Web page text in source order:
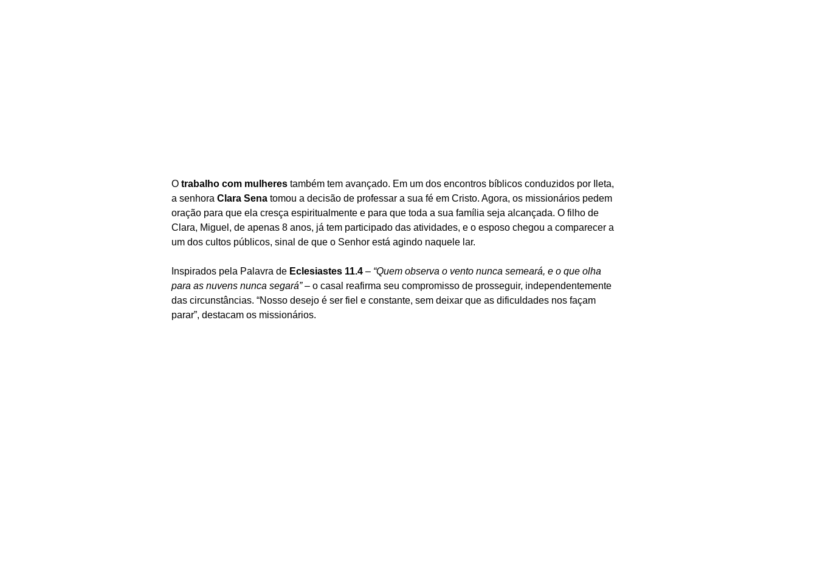
O trabalho com mulheres também tem avançado. Em um dos encontros bíblicos conduzidos por Ileta,
a senhora Clara Sena tomou a decisão de professar a sua fé em Cristo. Agora, os missionários pedem
oração para que ela cresça espiritualmente e para que toda a sua família seja alcançada. O filho de
Clara, Miguel, de apenas 8 anos, já tem participado das atividades, e o esposo chegou a comparecer a
um dos cultos públicos, sinal de que o Senhor está agindo naquele lar.
Inspirados pela Palavra de Eclesiastes 11.4 – “Quem observa o vento nunca semeará, e o que olha
para as nuvens nunca segará” – o casal reafirma seu compromisso de prosseguir, independentemente
das circunstâncias. “Nosso desejo é ser fiel e constante, sem deixar que as dificuldades nos façam
parar”, destacam os missionários.